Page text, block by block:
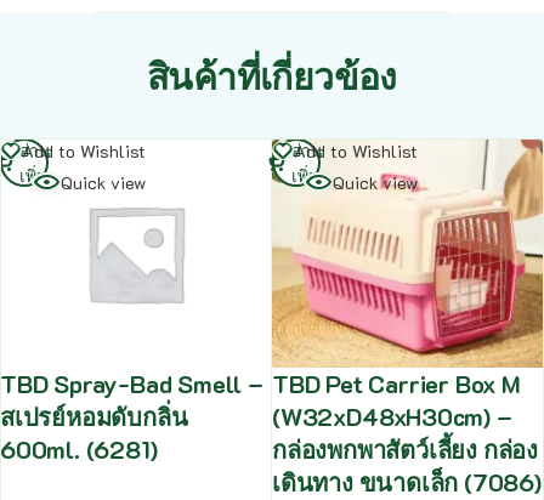
สินค้าที่เกี่ยวข้อง
Add to Wishlist
Quick view
TBD Spray-Bad Smell –
สเปรย์หอมดับกลิ่น
600ml. (6281)
อ่าน
เพิ่ม
Add to Wishlist
Quick view
TBD Pet Carrier Box M
(W32xD48xH30cm) –
กล่องพกพาสัตว์เลี้ยง กล่อง
เดินทาง ขนาดเล็ก (7086)
อ่าน
เพิ่ม